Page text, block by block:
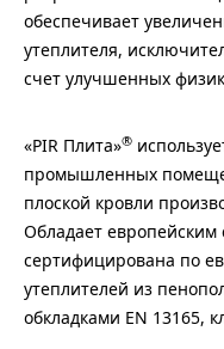
обеспечивает
утеплителя,
счет улучшенных
«PIR Плита»®
промышленных
плоской кровли
Обладает европейским
сертифицирована по
утеплителей из
обкладками EN 13165,